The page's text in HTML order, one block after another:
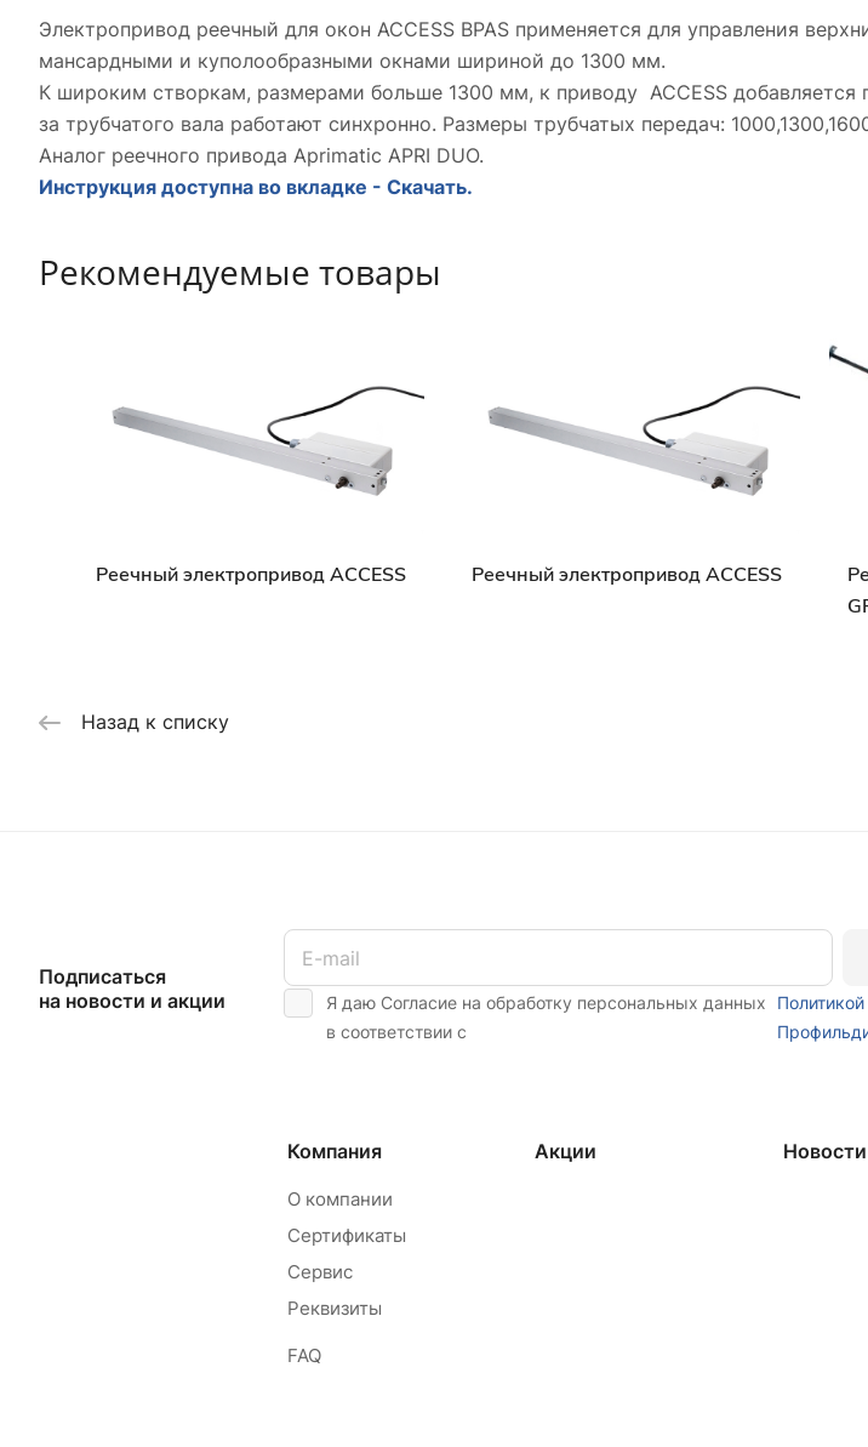
Электропривод реечный для окон ACCESS BPAS применяется для управления
мансардными и куполообразными окнами шириной до 1300 мм.
К широким створкам, размерами больше 1300 мм, к приводу ACCESS добавляется
за трубчатого вала работают синхронно. Размеры трубчатых передач:
Аналог реечного привода Aprimatic APRI DUO.
Инструкция доступна во вкладке - Скачать.
Рекомендуемые товары
Реечный электропривод ACCESS Реечный электропривод ACCESS
Назад к списку
Подписаться
на новости и акции
Я даю Согласие на обработку персональных данных
в соответствии с
Компания
О компании
Сертификаты
Сервис
Реквизиты
FAQ
Акции Новости